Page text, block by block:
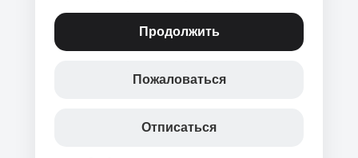
Продолжить
Пожаловаться
Отписаться